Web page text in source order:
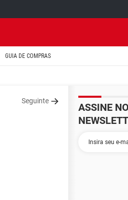
GUIA DE COMPRAS
Seguinte
ASSINE